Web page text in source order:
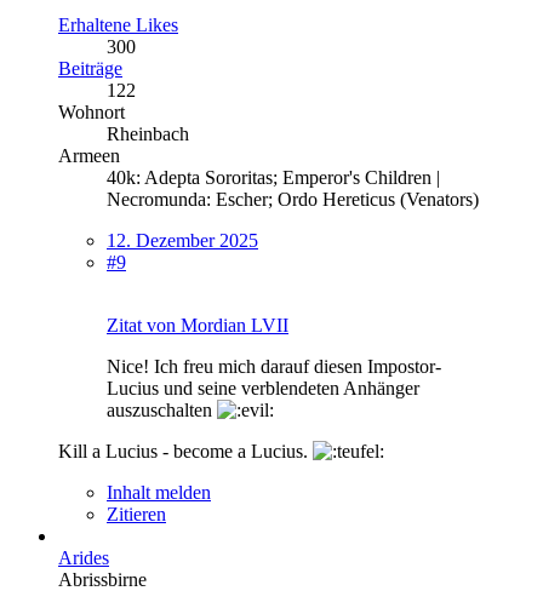
Erhaltene Likes
300
Beiträge
122
Wohnort
Rheinbach
Armeen
40k: Adepta Sororitas; Emperor's Children |
Necromunda: Escher; Ordo Hereticus (Venators)
12. Dezember 2025
#9
Zitat von Mordian LVII
Nice! Ich freu mich darauf diesen Impostor-
Lucius und seine verblendeten Anhänger
auszuschalten
Kill a Lucius - become a Lucius.
Inhalt melden
Zitieren
Arides
Abrissbirne